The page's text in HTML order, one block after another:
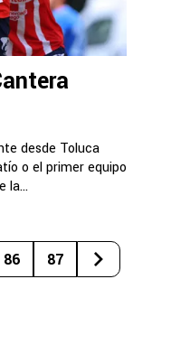
desde Toluca
o el primer equipo
la...
86 87